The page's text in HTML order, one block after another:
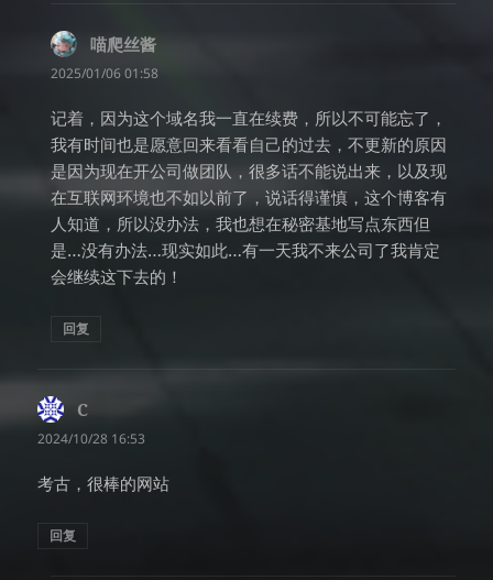
喵爬丝酱
道：
2025/01/06 01:58
记着，因为这个域名我一直在续费，所以不可能忘了，
我有时间也是愿意回来看看自己的过去，不更新的原因
是因为现在开公司做团队，很多话不能说出来，以及现
在互联网环境也不如以前了，说话得谨慎，这个博客有
人知道，所以没办法，我也想在秘密基地写点东西但
是…没有办法…现实如此…有一天我不来公司了我肯定
会继续这下去的！
回复
C
道：
2024/10/28 16:53
考古，很棒的网站
回复